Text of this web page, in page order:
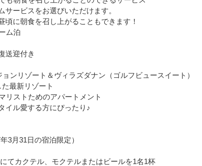
ービスをお選びいただけます。
に朝食を召し上がることもできます！
ム泊
送迎付き
ンリゾート＆ヴィラズダナン（ゴルフビュースイート）
た最新リゾート
リストためのアパートメント
イル愛する方にぴったり♪
3月31日の宿泊限定）
てカクテル、モクテルまたはビールを1名1杯